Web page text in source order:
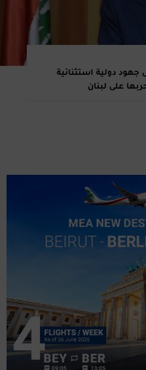
دولية استثنائية
على لبنان